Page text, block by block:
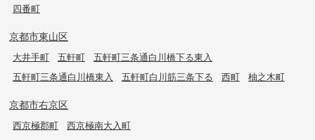
四番町
京都市東山区
大井手町 五軒町
五軒町三条通白川橋下る東入
五軒町三条通白川橋東入
五軒町白川筋三条下る 西町 柚之木町
京都市右京区
西京極郡町 西京極南大入町